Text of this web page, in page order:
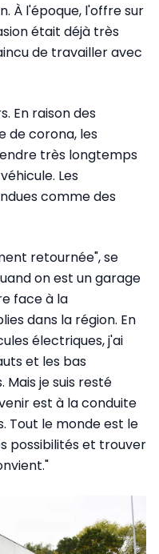
À l'époque, l'offre sur
était déjà très
de travailler avec
En raison des
de corona, les
très longtemps
Les
comme des
retournée", se
on est un garage
face à la
dans la région. En
électriques, j'ai
et les bas
je suis resté
est à la conduite
Tout le monde est le
possibilités et trouver